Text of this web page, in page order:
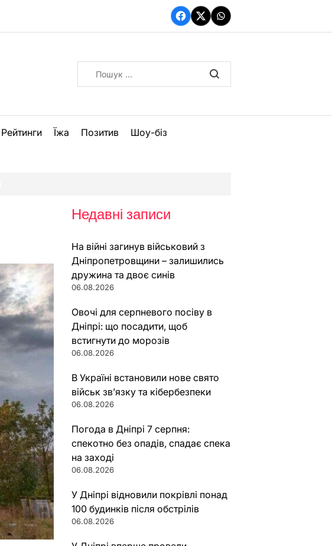
Facebook
TwitterWhatsApp
Рейтинги Їжа Позитив Шоу-біз
Недавні записи
На війні загинув військовий з
Дніпропетровщини – залишились
дружина та двоє синів
06.08.2026
Овочі для серпневого посіву в
Дніпрі: що посадити, щоб
встигнути до морозів
06.08.2026
В Україні встановили нове свято
військ зв’язку та кібербезпеки
06.08.2026
Погода в Дніпрі 7 серпня:
спекотно без опадів, спадає спека
на заході
06.08.2026
У Дніпрі відновили покрівлі понад
100 будинків після обстрілів
06.08.2026